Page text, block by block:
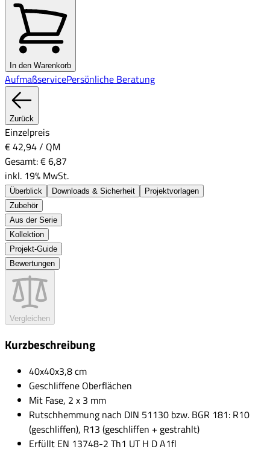
In den Warenkorb
AufmaßservicePersönliche Beratung
Zurück
Einzelpreis
€ 42,94/ QM
Gesamt:€ 6,87
inkl. 19% MwSt.
Überblick Downloads & Sicherheit
Projektvorlagen
Zubehör
Aus der Serie
Kollektion
Projekt-Guide
Bewertungen
Vergleichen
Kurzbeschreibung
40x40x3,8 cm
Geschliffene Oberflächen
Mit Fase, 2 x 3 mm
Rutschhemmung nach DIN 51130 bzw. BGR 181: R10
(geschliffen), R13 (geschliffen + gestrahlt)
Erfüllt EN 13748-2 Th1 UT H D A1fl